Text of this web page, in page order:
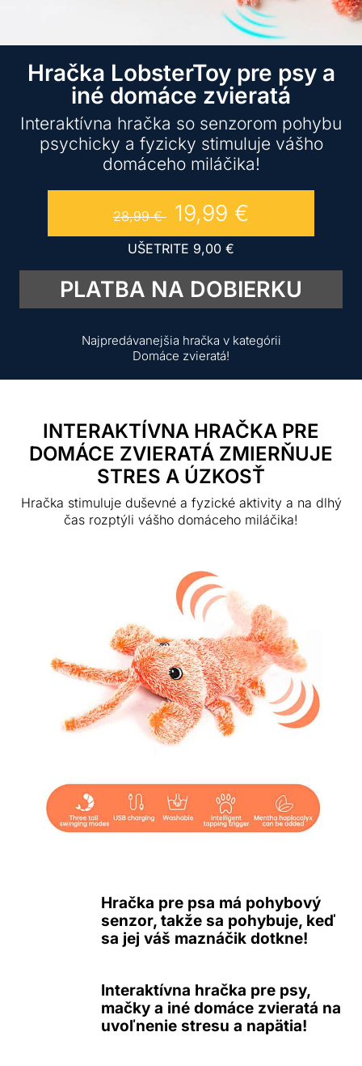
Hračka LobsterToy pre psy a
iné domáce zvieratá
Interaktívna hračka so senzorom pohybu
psychicky a fyzicky stimuluje vášho
domáceho miláčika!
28,99€ 19,99 €
UŠETRITE 9,00 €
PLATBA NA DOBIERKU
Najpredávanejšia hračka v kategórii
Domáce zvieratá!
INTERAKTÍVNA HRAČKA PRE
DOMÁCE ZVIERATÁ ZMIERŇUJE
STRES A ÚZKOSŤ
Hračka stimuluje duševné a fyzické aktivity a na dlhý
čas rozptýli vášho domáceho miláčika!
Hračka pre psa má pohybový
senzor, takže sa pohybuje, keď
sa jej váš maznáčik dotkne!
Interaktívna hračka pre psy,
mačky a iné domáce zvieratá na
uvoľnenie stresu a napätia!